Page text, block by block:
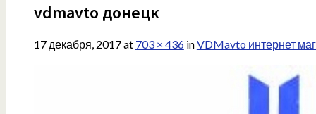
vdmavto донецк
17 декабря, 2017at 703 × 436inVDMavto интернет